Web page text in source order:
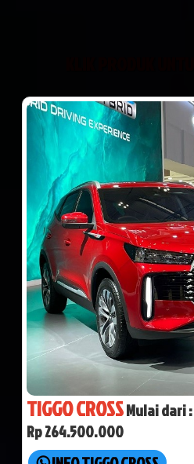
TIGGO CROSSMulai dari :
Rp 264.500.000